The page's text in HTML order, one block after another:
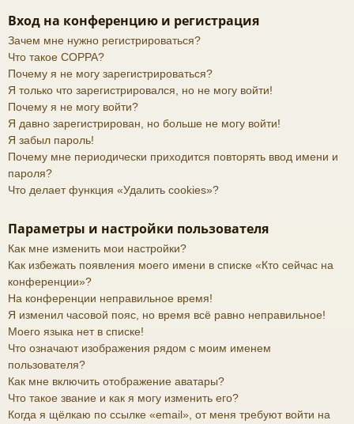
ел
и
Вход на конференцию и регистрация
Зачем мне нужно регистрироваться?
Что такое COPPA?
Почему я не могу зарегистрироваться?
Я только что зарегистрировался, но не могу войти!
Почему я не могу войти?
Я давно зарегистрирован, но больше не могу войти!
Я забыл пароль!
Почему мне периодически приходится повторять ввод имени и
пароля?
Что делает функция «Удалить cookies»?
Параметры и настройки пользователя
Как мне изменить мои настройки?
Как избежать появления моего имени в списке «Кто сейчас на
конференции»?
На конференции неправильное время!
Я изменил часовой пояс, но время всё равно неправильное!
Моего языка нет в списке!
Что означают изображения рядом с моим именем
пользователя?
Как мне включить отображение аватары?
Что такое звание и как я могу изменить его?
Когда я щёлкаю по ссылке «email», от меня требуют войти на